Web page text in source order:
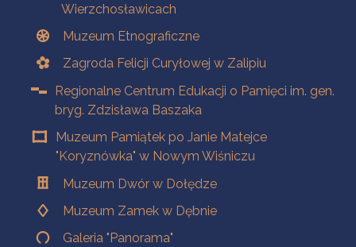
Wierzchosławicach
Muzeum Etnograficzne
Zagroda Felicji Curyłowej w Zalipiu
Regionalne Centrum Edukacji o Pamięci im. gen.
bryg. Zdzisława Baszaka
Muzeum Pamiątek po Janie Matejce
"Koryznówka" w Nowym Wiśniczu
Muzeum Dwór w Dołędze
Muzeum Zamek w Dębnie
Galeria "Panorama"